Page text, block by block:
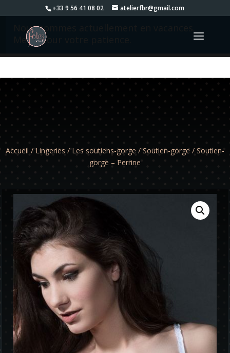
+33 9 56 41 08 02 atelierfbr@gmail.com
Nous sommes actuellement en vacances.
Merci pour votre patience.
Accueil / Lingeries / Les soutiens-gorge / Soutien-gorge / Soutien-
gorge – Perrine